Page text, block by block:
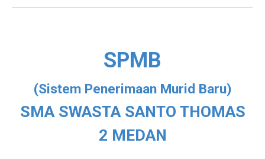
SPMB
(Sistem Penerimaan Murid Baru)
SMA SWASTA SANTO THOMAS
2 MEDAN